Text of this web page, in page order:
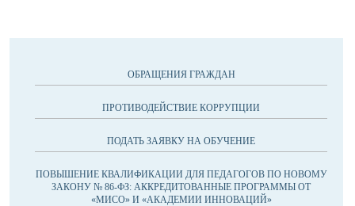
ОБРАЩЕНИЯ ГРАЖДАН
ПРОТИВОДЕЙСТВИЕ КОРРУПЦИИ
ПОДАТЬ ЗАЯВКУ НА ОБУЧЕНИЕ
ПОВЫШЕНИЕ КВАЛИФИКАЦИИ ДЛЯ ПЕДАГОГОВ ПО НОВОМУ
ЗАКОНУ № 86-ФЗ: АККРЕДИТОВАННЫЕ ПРОГРАММЫ ОТ
«МИСО» И «АКАДЕМИИ ИННОВАЦИЙ»